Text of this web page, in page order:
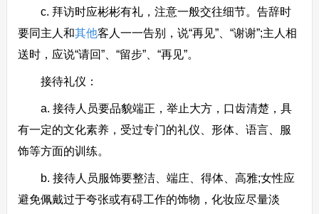
c. 拜访时应彬彬有礼，注意一般交往细节。告辞时
要同主人和其他客人一一告别，说“再见”、“谢谢”;主人相
送时，应说“请回”、“留步”、“再见”。
接待礼仪：
a. 接待人员要品貌端正，举止大方，口齿清楚，具
有一定的文化素养，受过专门的礼仪、形体、语言、服
饰等方面的训练。
b. 接待人员服饰要整洁、端庄、得体、高雅;女性应
避免佩戴过于夸张或有碍工作的饰物，化妆应尽量淡